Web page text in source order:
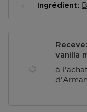
Ingrédient
vanilla
à